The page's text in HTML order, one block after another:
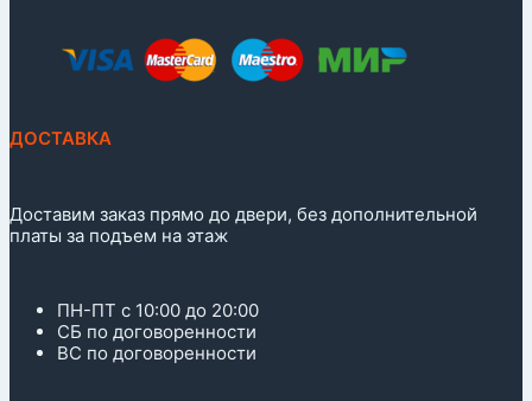
ДОСТАВКА
Доставим заказ прямо до двери, без дополнительной
платы за подъем на этаж
ПН-ПТ с 10:00 до 20:00
СБ по договоренности
ВС по договоренности